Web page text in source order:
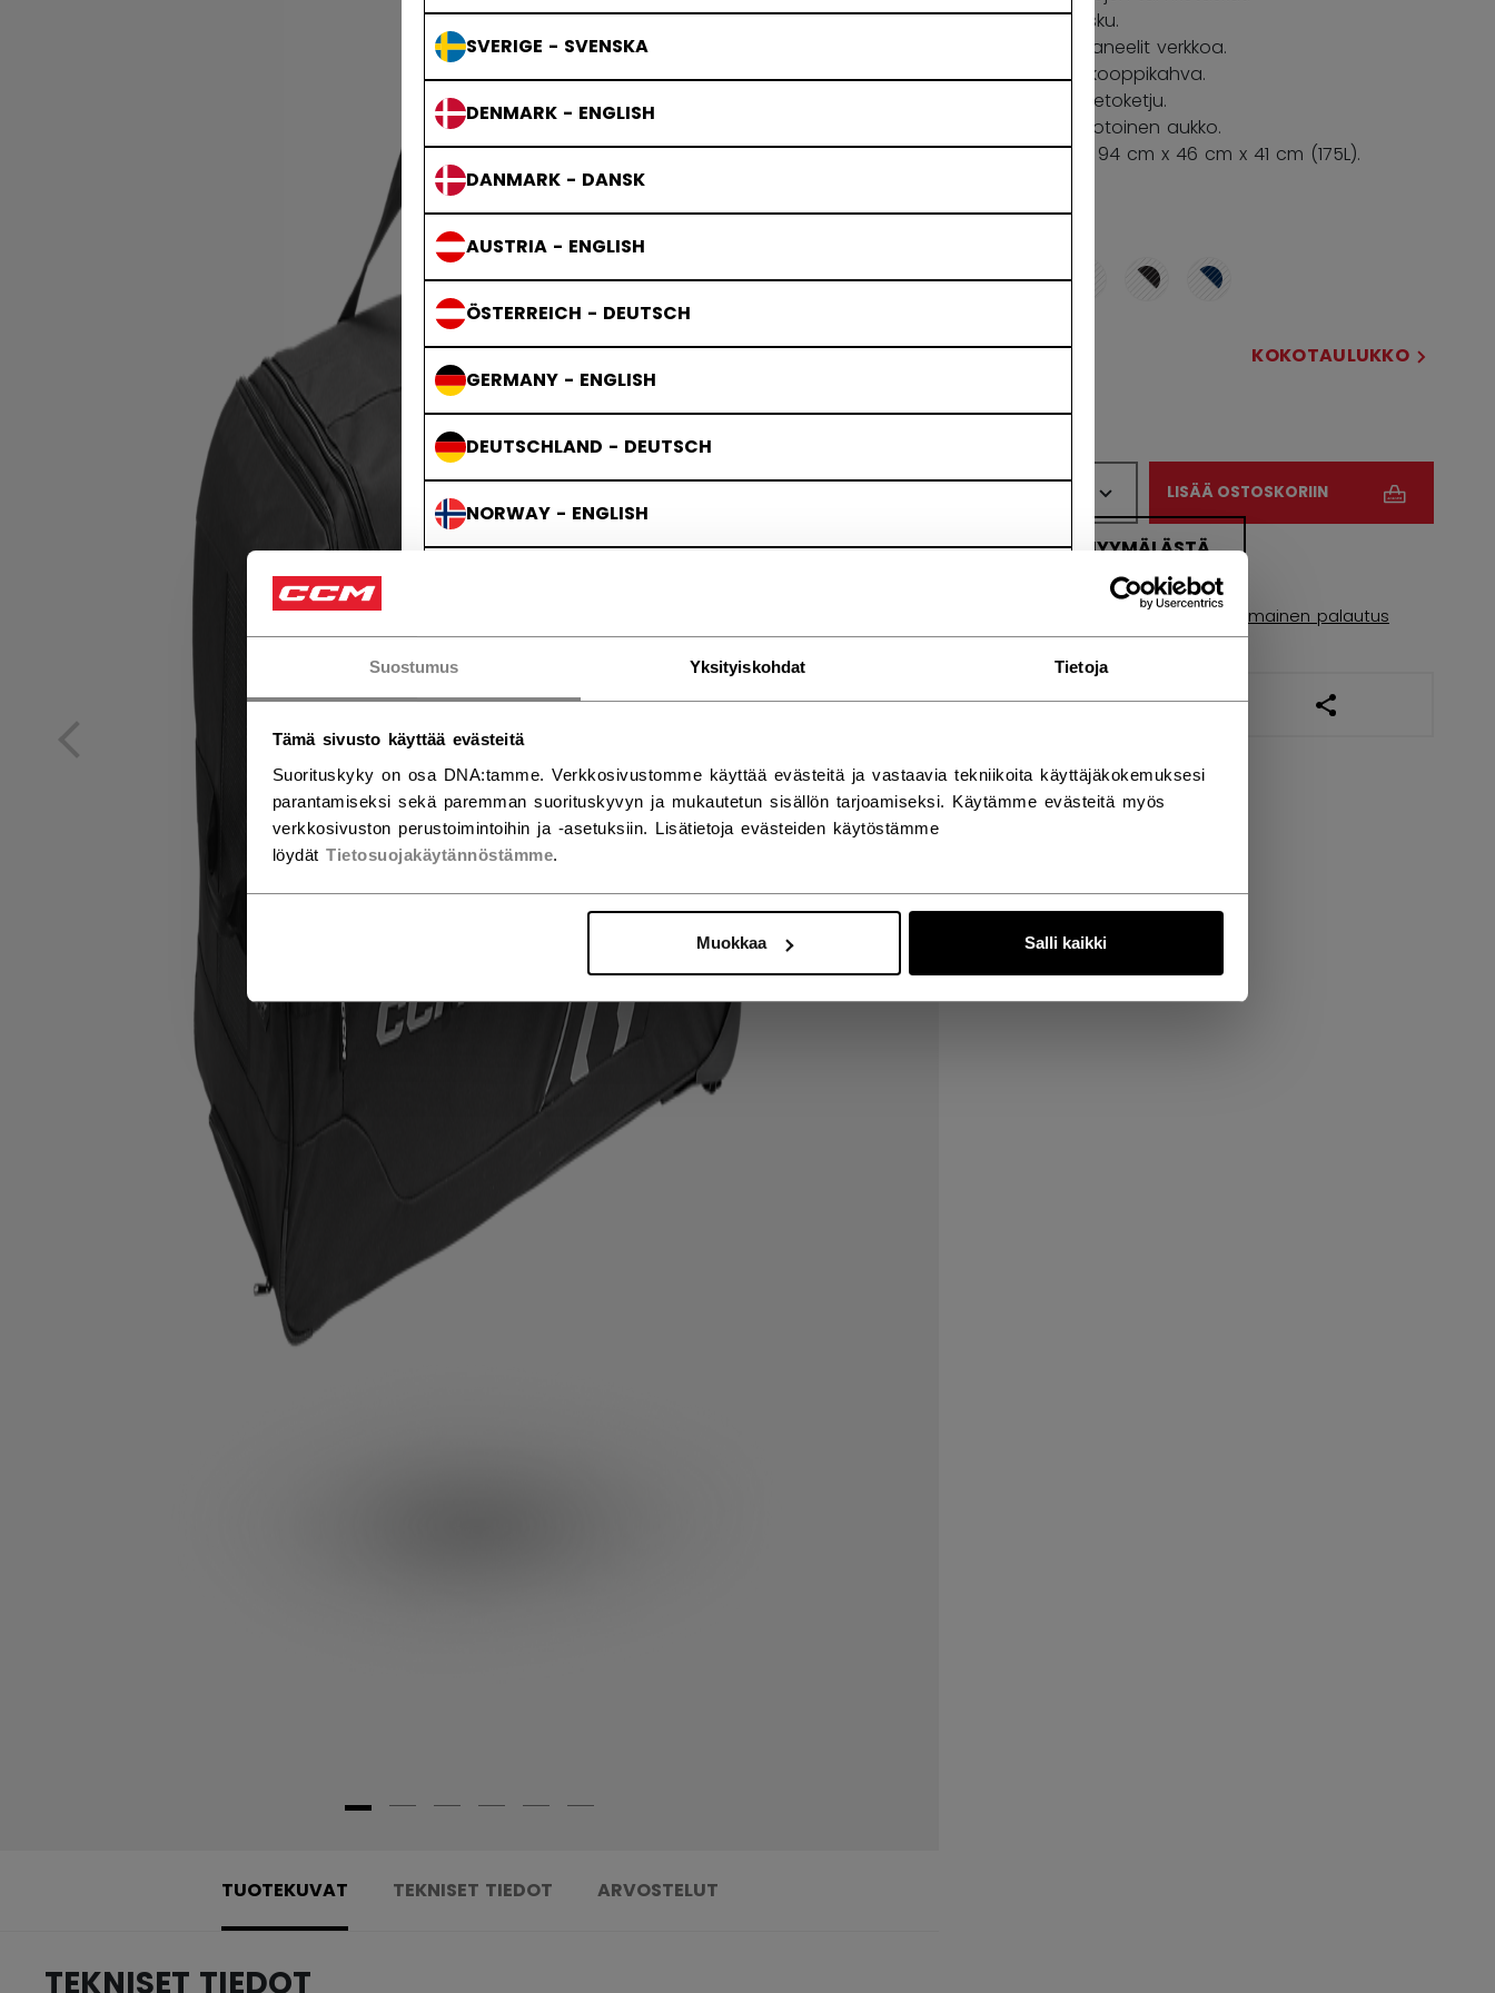
Suostumus Yksityiskohdat Tietoja
Tämä sivusto käyttää evästeitä
Suorituskyky on osa DNA:tamme. Verkkosivustomme käyttää evästeitä ja vastaavia tekniikoita käyttäjäkokemuksesi
parantamiseksi sekä paremman suorituskyvyn ja mukautetun sisällön tarjoamiseksi. Käytämme evästeitä myös
verkkosivuston perustoimintoihin ja -asetuksiin. Lisätietoja evästeiden käytöstämme
löydät Tietosuojakäytännöstämme.
Muokkaa Salli kaikki
SVERIGE - SVENSKA
DENMARK - ENGLISH
DANMARK - DANSK
AUSTRIA - ENGLISH
ÖSTERREICH - DEUTSCH
GERMANY - ENGLISH
DEUTSCHLAND - DEUTSCH
NORWAY - ENGLISH
ID-tasku.
Sivupaneelit verkkoa.
Teleskooppikahva.
YKK-vetoketju.
U-muotoinen aukko.
Mitat: 94 cm x 46 cm x 41 cm (175L).
selected
KOKOSI KOKOTAULUKKO
37WH
MÄÄRÄ
LISÄÄ OSTOSKORIIN
ETSI MYYMÄLÄSTÄ
Toimitusehdot Ilmainen palautus
AVAA
TUOTEKUVAT TEKNISET TIEDOT ARVOSTELUT
TEKNISET TIEDOT